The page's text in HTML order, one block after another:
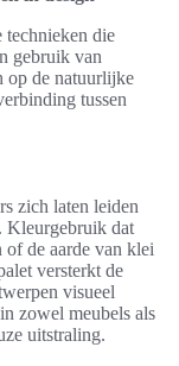
technieken die
gebruik van
op de natuurlijke
tussen
zich laten leiden
Kleurgebruik dat
of de aarde van klei
versterkt de
visueel
zowel meubels als
uitstraling.